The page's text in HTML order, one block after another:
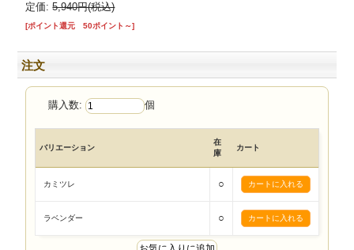
定価:5,940円(税込)
[ポイント還元 50ポイント～]
注文
購入数: 個
バリエーション
在
庫
カート
カミツレ ○
ラベンダー ○